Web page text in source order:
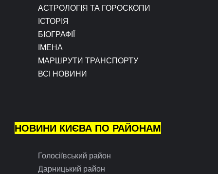
АСТРОЛОГІЯ ТА ГОРОСКОПИ
ІСТОРІЯ
БІОГРАФІЇ
ІМЕНА
МАРШРУТИ ТРАНСПОРТУ
ВСІ НОВИНИ
НОВИНИ КИЄВА ПО РАЙОНАМ
Голосіївський район
Дарницький район